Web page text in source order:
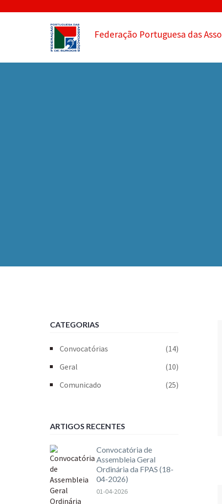
Federação Portuguesa das
CATEGORIAS
Convocatórias
(14)
Geral
(10)
Comunicado
(25)
ARTIGOS RECENTES
Convocatória de
Assembleia Geral
Ordinária da FPAS (18-
04-2026)
01-04-2026